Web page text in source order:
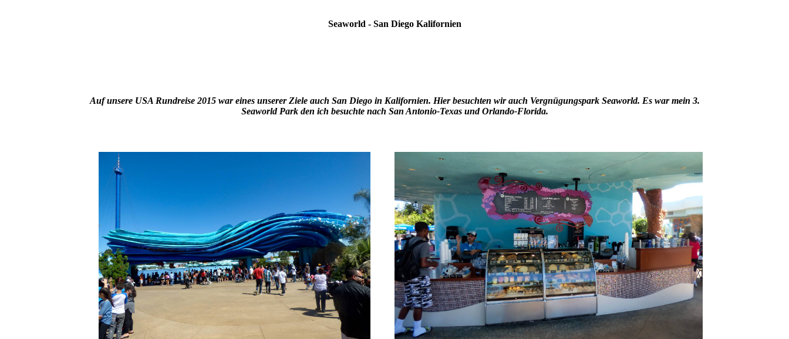
Seaworld - San Diego Kalifornien
Auf unsere USA Rundreise 2015 war eines unserer Ziele auch San Diego in Kalifornien. Hier besuchten wir auch Vergnügungspark Seaworld. Es war mein 3.
Seaworld Park den ich besuchte nach San Antonio-Texas und Orlando-Florida.